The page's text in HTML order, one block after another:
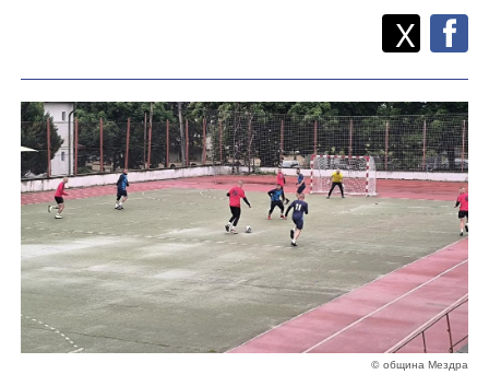
Споделете
X
© община Мездра